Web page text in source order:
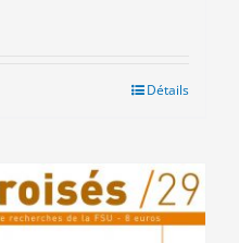
Détails